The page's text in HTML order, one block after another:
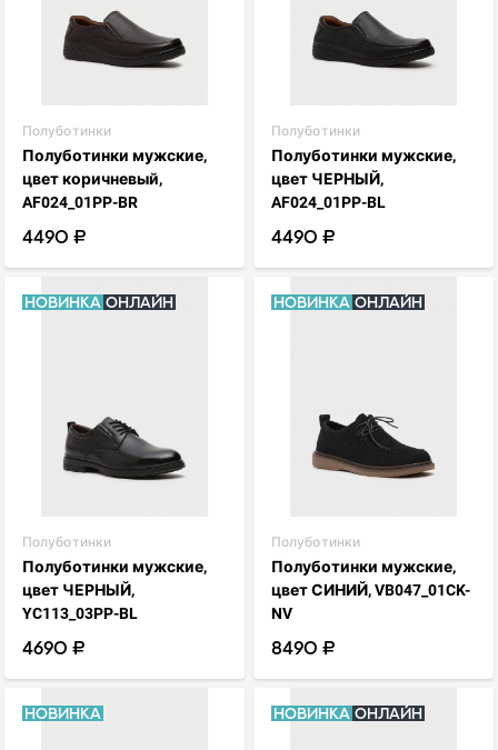
Полуботинки
Полуботинки мужские,
цвет коричневый,
AF024_01PP-BR
4490 ₽
Полуботинки
Полуботинки мужские,
цвет ЧЕРНЫЙ,
AF024_01PP-BL
4490 ₽
Новинка Онлайн
Полуботинки
Полуботинки мужские,
цвет ЧЕРНЫЙ,
YC113_03PP-BL
4690 ₽
Новинка Онлайн
Полуботинки
Полуботинки мужские,
цвет СИНИЙ, VB047_01CK-
NV
8490 ₽
Новинка Новинка Онлайн